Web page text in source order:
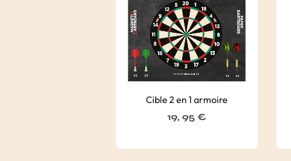
Cible 2 en 1 armoire
19, 95€